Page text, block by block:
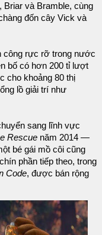
Briar và Bramble, cùng
đốn cây Vick và
công rực rỡ trong nước
bố có hơn 200 tỉ lượt
cho khoảng 80 thị
lồ giải trí như
sang lĩnh vực
Rescue năm 2014 —
bé gái mồ côi cũng
phần tiếp theo, trong
Code, được bán rộng